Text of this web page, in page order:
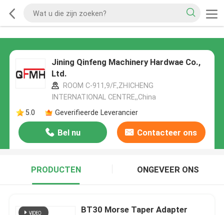
Jining Qinfeng Machinery Hardwae Co.,
Ltd.
ROOM C-911,9/F.,ZHICHENG
INTERNATIONAL CENTRE,,China
5.0
Geverifieerde Leverancier
Bel nu Contacteer ons
PRODUCTEN ONGEVEER ONS
BT30 Morse Taper Adapter